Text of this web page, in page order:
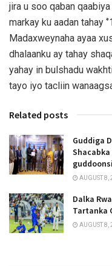
jira u soo qaban
markay ku aadan tahay
Madaxweynaha ayaa
dhalaanku ay tahay
yahay in bulshadu
tayo iyo tacliin
Related posts
Guddiga
AUGUST 8,
Dalka
Tartanka
AUGUST 8,